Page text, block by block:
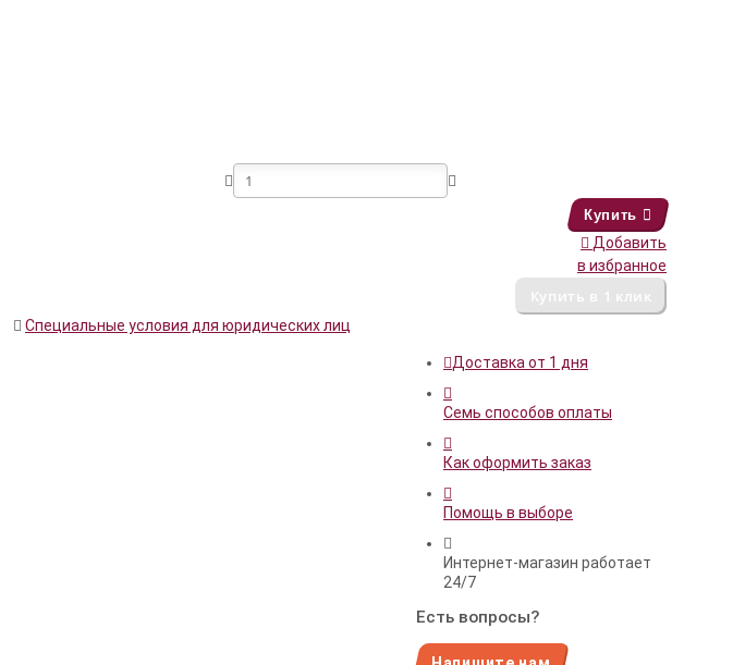
Купить
Добавить
в избранное
Специальные условия для юридических лиц
Доставка от 1 дня
Семь способов оплаты
Как оформить заказ
Помощь в выборе
Интернет-магазин работает
24/7
Есть вопросы?